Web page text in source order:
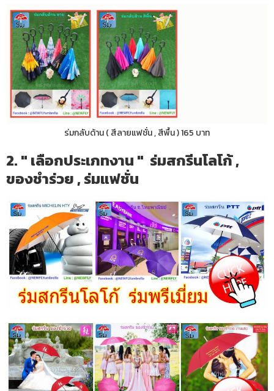
ร่มกลับด้าน ( สีลายแฟชั่น , สีพื้น ) 165 บาท
2. " เลือกประเภทงาน " ร่มสกรีนโลโก้ ,
ของชำร่วย , ร่มแฟชั่น